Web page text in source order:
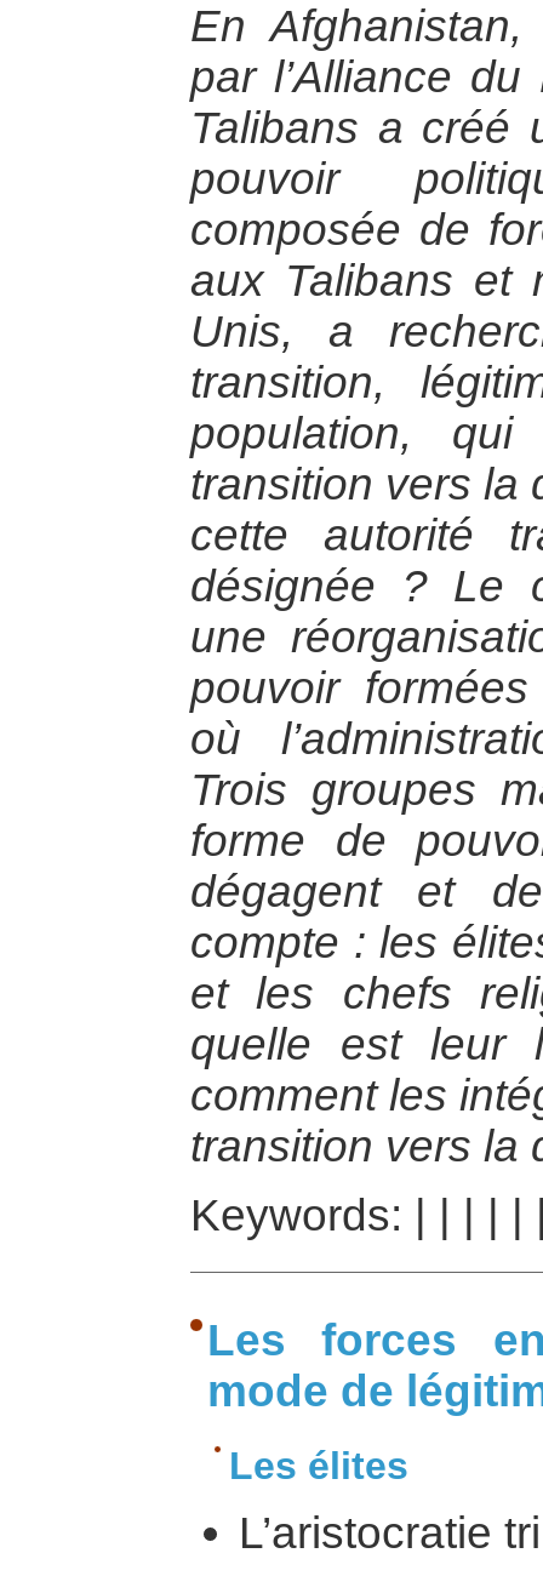
En Afghanistan,
par l’Alliance
Talibans a créé
pouvoir
composée de
aux Talibans et
Unis, a
transition,
population,
transition vers la
cette autorité
désignée ? Le
une
pouvoir
où
Trois groupes
forme de
dégagent et
compte : les
et les chefs
quelle est leur
comment les
transition vers la
Keywords:
Les forces
mode de
Les élites
L’aristocratie